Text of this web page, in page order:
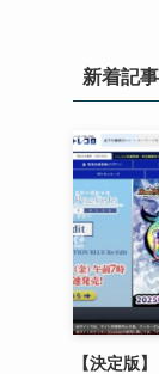
新着記事
【決定版